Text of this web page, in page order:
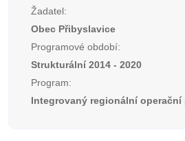
Žadatel:
Obec Přibyslavice
Programové období:
Strukturální 2014 - 2020
Program:
Integrovaný regionální operační